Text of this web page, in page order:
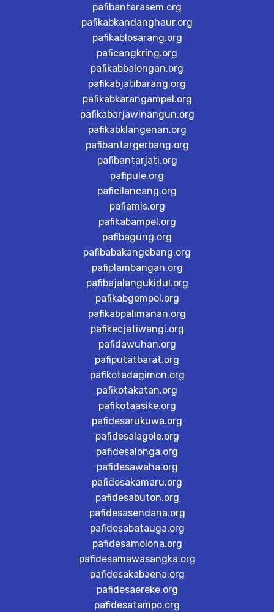
pafibantarasem.org
pafikabkandanghaur.org
pafikablosarang.org
paficangkring.org
pafikabbalongan.org
pafikabjatibarang.org
pafikabkarangampel.org
pafikabarjawinangun.org
pafikabklangenan.org
pafibantargerbang.org
pafibantarjati.org
pafipule.org
paficilancang.org
pafiamis.org
pafikabampel.org
pafibagung.org
pafibabakangebang.org
pafiplambangan.org
pafibajalangukidul.org
pafikabgempol.org
pafikabpalimanan.org
pafikecjatiwangi.org
pafidawuhan.org
pafiputatbarat.org
pafikotadagimon.org
pafikotakatan.org
pafikotaasike.org
pafidesarukuwa.org
pafidesalagole.org
pafidesalonga.org
pafidesawaha.org
pafidesakamaru.org
pafidesabuton.org
pafidesasendana.org
pafidesabatauga.org
pafidesamolona.org
pafidesamawasangka.org
pafidesakabaena.org
pafidesaereke.org
pafidesatampo.org